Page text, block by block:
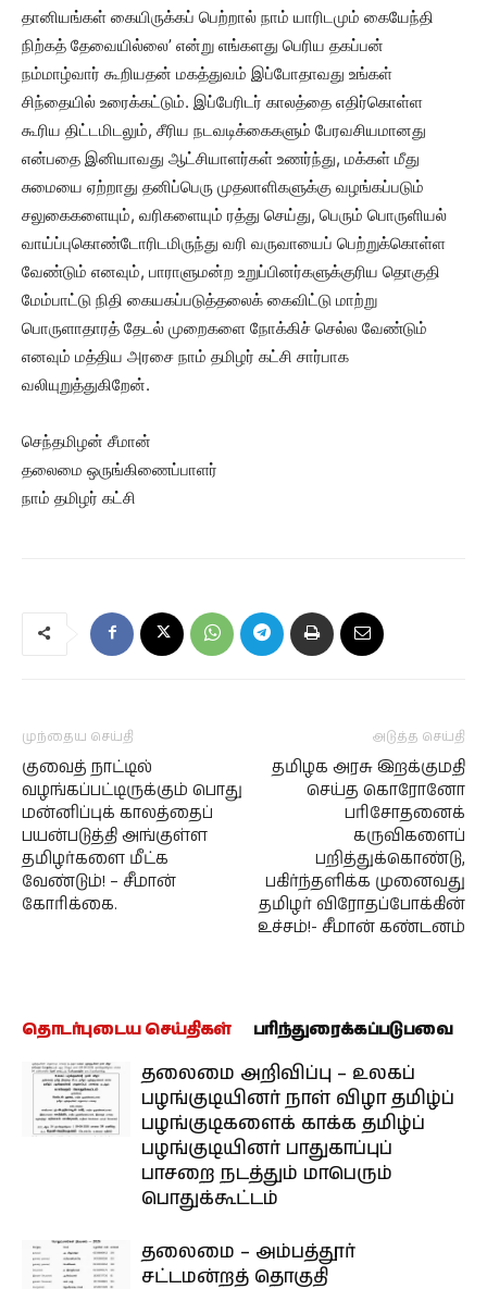
தானியங்கள் கையிருக்கப் பெற்றால் நாம் யாரிடமும் கையேந்தி
நிற்கத் தேவையில்லை’ என்று எங்களது பெரிய தகப்பன்
நம்மாழ்வார் கூறியதன் மகத்துவம் இப்போதாவது உங்கள்
சிந்தையில் உரைக்கட்டும். இப்பேரிடர் காலத்தை எதிர்கொள்ள
கூரிய திட்டமிடலும், சீரிய நடவடிக்கைகளும் பேரவசியமானது
என்பதை இனியாவது ஆட்சியாளர்கள் உணர்ந்து, மக்கள் மீது
சுமையை ஏற்றாது தனிப்பெரு முதலாளிகளுக்கு வழங்கப்படும்
சலுகைகளையும், வரிகளையும் ரத்து செய்து, பெரும் பொருளியல்
வாய்ப்புகொண்டோரிடமிருந்து வரி வருவாயைப் பெற்றுக்கொள்ள
வேண்டும் எனவும், பாராளுமன்ற உறுப்பினர்களுக்குரிய தொகுதி
மேம்பாட்டு நிதி கையகப்படுத்தலைக் கைவிட்டு மாற்று
பொருளாதாரத் தேடல் முறைகளை நோக்கிச் செல்ல வேண்டும்
எனவும் மத்திய அரசை நாம் தமிழர் கட்சி சார்பாக
வலியுறுத்துகிறேன்.
செந்தமிழன் சீமான்
தலைமை ஒருங்கிணைப்பாளர்
நாம் தமிழர் கட்சி
முந்தைய செய்தி
குவைத் நாட்டில்
வழங்கப்பட்டிருக்கும் பொது
மன்னிப்புக் காலத்தைப்
பயன்படுத்தி அங்குள்ள
தமிழர்களை மீட்க
வேண்டும்! – சீமான்
கோரிக்கை.
அடுத்த செய்தி
தமிழக அரசு இறக்குமதி
செய்த கொரோனோ
பரிசோதனைக்
கருவிகளைப்
பறித்துக்கொண்டு,
பகிர்ந்தளிக்க முனைவது
தமிழர் விரோதப்போக்கின்
உச்சம்!- சீமான் கண்டனம்
தொடர்புடைய செய்திகள் பரிந்துரைக்கப்படுபவை
தலைமை அறிவிப்பு – உலகப்
பழங்குடியினர் நாள் விழா தமிழ்ப்
பழங்குடிகளைக் காக்க தமிழ்ப்
பழங்குடியினர் பாதுகாப்புப்
பாசறை நடத்தும் மாபெரும்
பொதுக்கூட்டம்
தலைமை – அம்பத்தூர்
சட்டமன்றத் தொகுதி